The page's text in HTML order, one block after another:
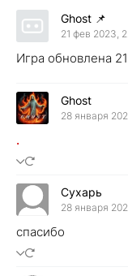
Ghost 📌
21 фев 2023,
Игра обновлена
Ghost
28 января
.
Сухарь
28 января
спасибо